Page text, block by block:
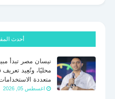
أحدث
نيسان مصر تبدأ
محليًا، وتُعِيد
متعددة
اغسطس 05, 2026